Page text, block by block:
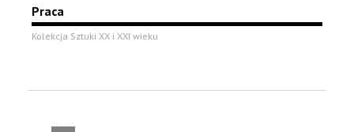
Praca
Kolekcja Sztuki XX i XXI wieku